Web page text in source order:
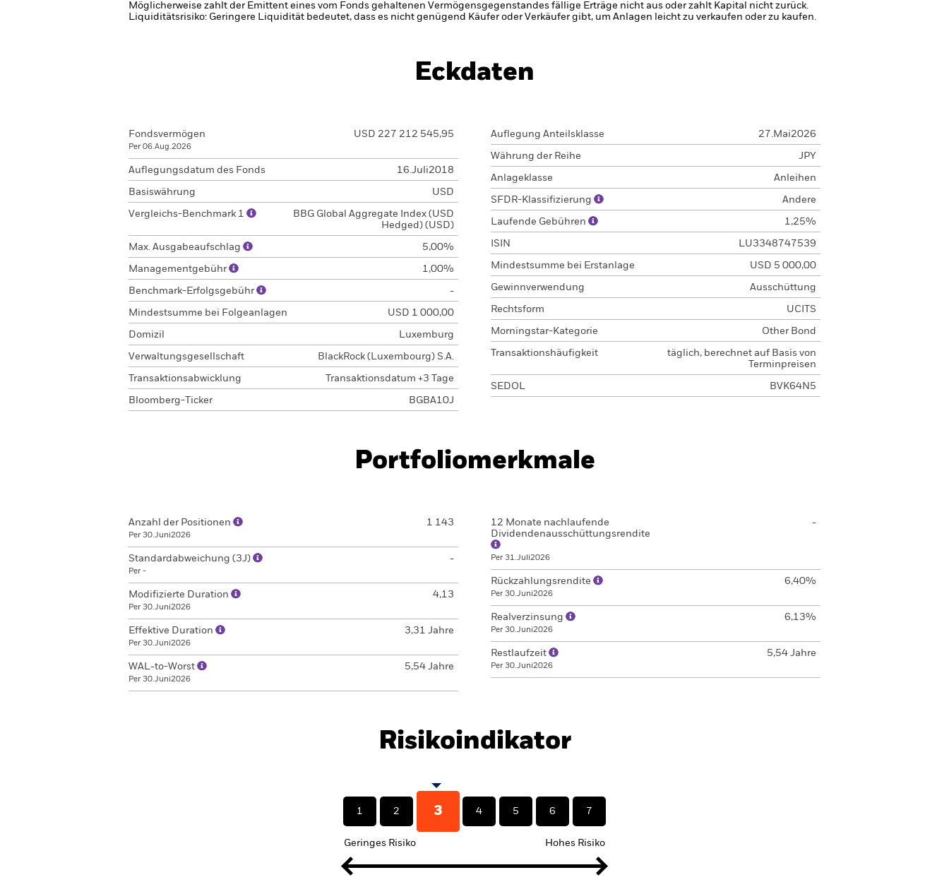
Möglicherweise zahlt der Emittent eines vom Fonds gehaltenen Vermögensgegenstandes fällige Erträge nicht aus oder zahlt Kapital nicht zurück.
Liquiditätsrisiko: Geringere Liquidität bedeutet, dass es nicht genügend Käufer oder Verkäufer gibt, um Anlagen leicht zu verkaufen oder zu kaufen.
Eckdaten
Fondsvermögen
Per 06.Aug.2026
USD 227 212 545,95
Auflegungsdatum des Fonds 16.Juli2018
Basiswährung USD
Vergleichs-Benchmark 1
BBG Global Aggregate Index (USD
Hedged) (USD)
Max. Ausgabeaufschlag 5,00%
Managementgebühr 1,00%
Benchmark-Erfolgsgebühr -
Mindestsumme bei Folgeanlagen USD 1 000,00
Domizil Luxemburg
Verwaltungsgesellschaft BlackRock (Luxembourg) S.A.
Transaktionsabwicklung Transaktionsdatum +3 Tage
Bloomberg-Ticker BGBA10J
Auflegung Anteilsklasse 27.Mai2026
Währung der Reihe JPY
Anlageklasse Anleihen
SFDR-Klassifizierung Andere
Laufende Gebühren 1,25%
ISIN LU3348747539
Mindestsumme bei Erstanlage USD 5 000,00
Gewinnverwendung Ausschüttung
Rechtsform UCITS
Morningstar-Kategorie Other Bond
Transaktionshäufigkeit
täglich, berechnet auf Basis von
Terminpreisen
SEDOL BVK64N5
Portfoliomerkmale
Anzahl der Positionen
Per 30.Juni2026
1 143
Standardabweichung (3J)
Per -
-
Modifizierte Duration
Per 30.Juni2026
4,13
Effektive Duration
Per 30.Juni2026
3,31 Jahre
WAL-to-Worst
Per 30.Juni2026
5,54 Jahre
12 Monate nachlaufende
Dividendenausschüttungsrendite
Per 31.Juli2026
-
Rückzahlungsrendite
Per 30.Juni2026
6,40%
Realverzinsung
Per 30.Juni2026
6,13%
Restlaufzeit
Per 30.Juni2026
5,54 Jahre
Risikoindikator
1 2 3 4 5 6 7
Geringes Risiko Hohes Risiko